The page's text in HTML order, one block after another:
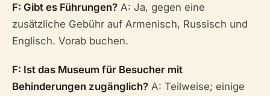
F: Gibt es Führungen? A: Ja, gegen eine
zusätzliche Gebühr auf Armenisch, Russisch und
Englisch. Vorab buchen.
F: Ist das Museum für Besucher mit
Behinderungen zugänglich? A: Teilweise; einige